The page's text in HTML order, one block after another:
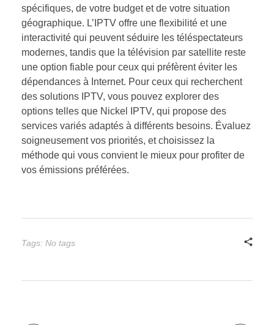
spécifiques, de votre budget et de votre situation
géographique. L’IPTV offre une flexibilité et une
interactivité qui peuvent séduire les téléspectateurs
modernes, tandis que la télévision par satellite reste
une option fiable pour ceux qui préfèrent éviter les
dépendances à Internet. Pour ceux qui recherchent
des solutions IPTV, vous pouvez explorer des
options telles que Nickel IPTV, qui propose des
services variés adaptés à différents besoins. Évaluez
soigneusement vos priorités, et choisissez la
méthode qui vous convient le mieux pour profiter de
vos émissions préférées.
Tags: No tags